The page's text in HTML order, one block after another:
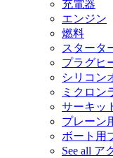
充電器
エンジン
燃料
スタータ
プラグヒ
シリコン
ミクロン
サーキッ
プレーン
ボート用
See all ア